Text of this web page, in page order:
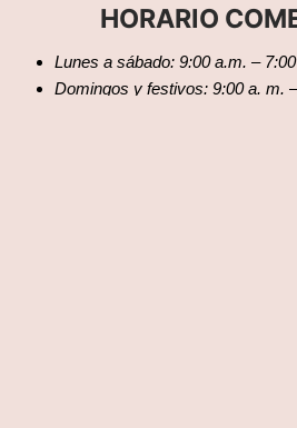
HORARIO
Lunes a sábado: 9:00 a.m. –
Domingos y festivos: 9:00 a. m.